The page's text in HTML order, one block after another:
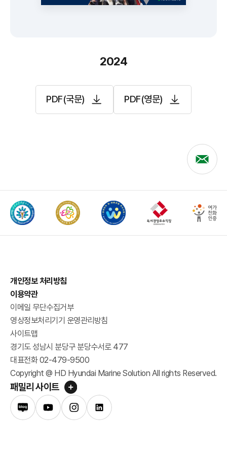
2024
PDF(국문) PDF(영문)
개인정보 처리방침
이용약관
이메일 무단수집거부
영상정보처리기기 운영관리방침
사이트맵
경기도 성남시 분당구 분당수서로 477
대표전화 02-479-9500
Copyright @ HD Hyundai Marine Solution All rights Reserved.
패밀리 사이트